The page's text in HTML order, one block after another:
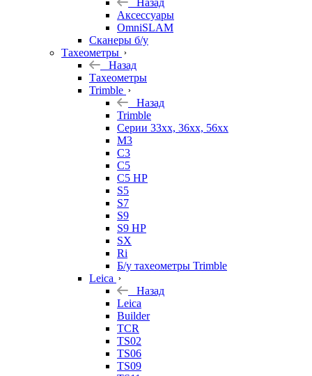
Назад
Аксессуары
OmniSLAM
Сканеры б/у
Тахеометры
Назад
Тахеометры
Trimble
Назад
Trimble
Серии 33xx, 36xx, 56xx
M3
C3
C5
C5 HP
S5
S7
S9
S9 HP
SX
Ri
Б/у тахеометры Trimble
Leica
Назад
Leica
Builder
TCR
TS02
TS06
TS09